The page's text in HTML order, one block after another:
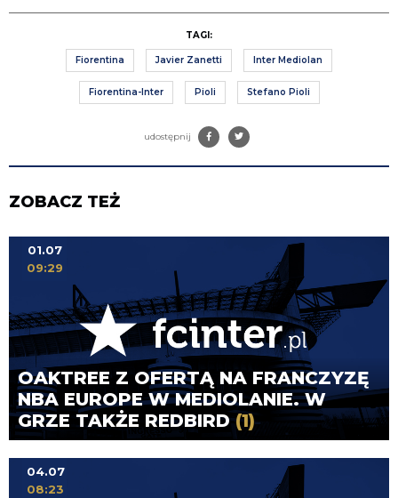
TAGI:
Fiorentina Javier Zanetti Inter Mediolan
Fiorentina-Inter Pioli Stefano Pioli
udostępnij
ZOBACZ TEŻ
OAKTREE Z OFERTĄ NA FRANCZYZĘ
NBA EUROPE W MEDIOLANIE. W
GRZE TAKŻE REDBIRD(1)
01.07
09:29
04.07
08:23